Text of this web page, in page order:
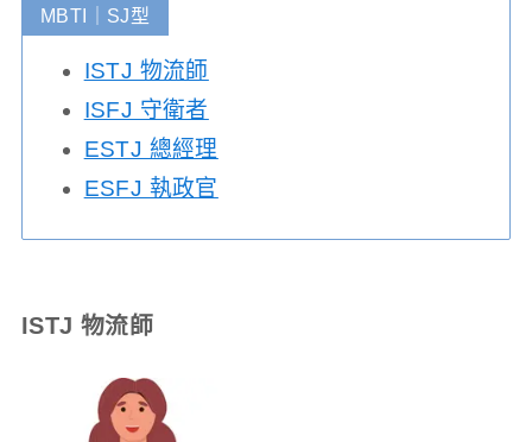
MBTI｜SJ型
ISTJ 物流師
ISFJ 守衛者
ESTJ 總經理
ESFJ 執政官
ISTJ 物流師